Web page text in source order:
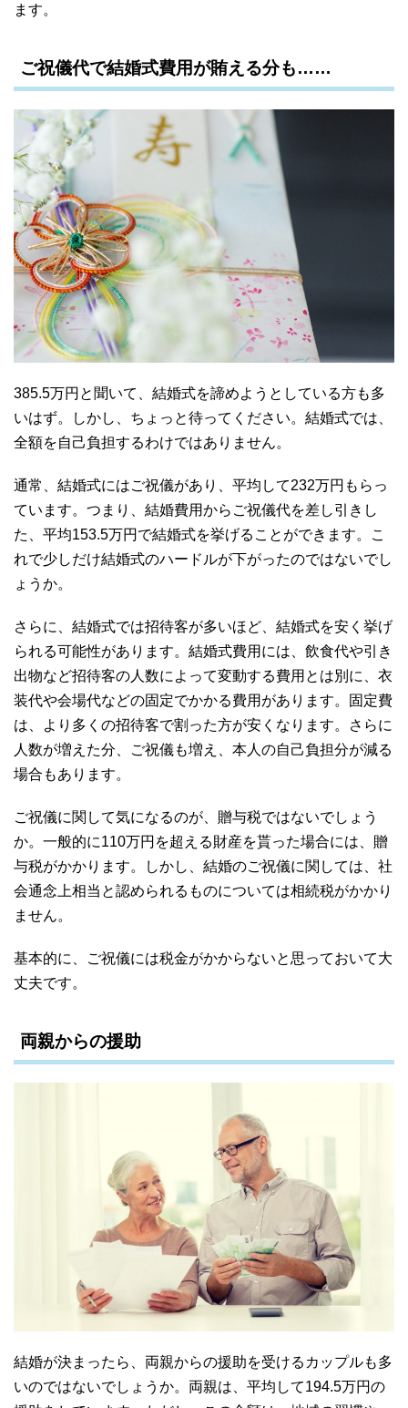
ます。
ご祝儀代で結婚式費用が賄える分も……
385.5万円と聞いて、結婚式を諦めようとしている方も多
いはず。しかし、ちょっと待ってください。結婚式では、
全額を自己負担するわけではありません。
通常、結婚式にはご祝儀があり、平均して232万円もらっ
ています。つまり、結婚費用からご祝儀代を差し引きし
た、平均153.5万円で結婚式を挙げることができます。こ
れで少しだけ結婚式のハードルが下がったのではないでし
ょうか。
さらに、結婚式では招待客が多いほど、結婚式を安く挙げ
られる可能性があります。結婚式費用には、飲食代や引き
出物など招待客の人数によって変動する費用とは別に、衣
装代や会場代などの固定でかかる費用があります。固定費
は、より多くの招待客で割った方が安くなります。さらに
人数が増えた分、ご祝儀も増え、本人の自己負担分が減る
場合もあります。
ご祝儀に関して気になるのが、贈与税ではないでしょう
か。一般的に110万円を超える財産を貰った場合には、贈
与税がかかります。しかし、結婚のご祝儀に関しては、社
会通念上相当と認められるものについては相続税がかかり
ません。
基本的に、ご祝儀には税金がかからないと思っておいて大
丈夫です。
両親からの援助
結婚が決まったら、両親からの援助を受けるカップルも多
いのではないでしょうか。両親は、平均して194.5万円の